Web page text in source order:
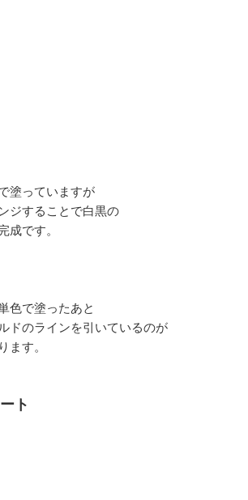
塗っていますが
ジすることで白黒の
成です。
色で塗ったあと
ドのラインを引いているのが
ます。
ト